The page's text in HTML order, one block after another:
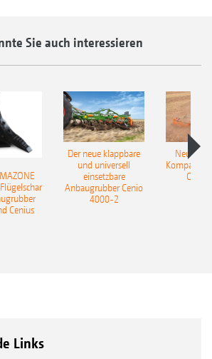
Sie auch interessieren
Cenius
Der neue klappbare
und universell
einsetzbare
Anbaugrubber Cenio
4000-2
Neue
Links